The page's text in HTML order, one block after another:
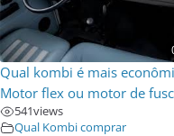
Qual kombi é mais
Motor flex ou motor de
541views
Qual Kombi comprar